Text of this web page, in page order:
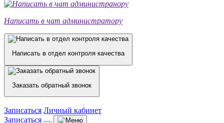
Написать в чат администратору
Написать в отдел контроля качества
Заказать обратный звонок
Записаться Личный кабинет
Записаться